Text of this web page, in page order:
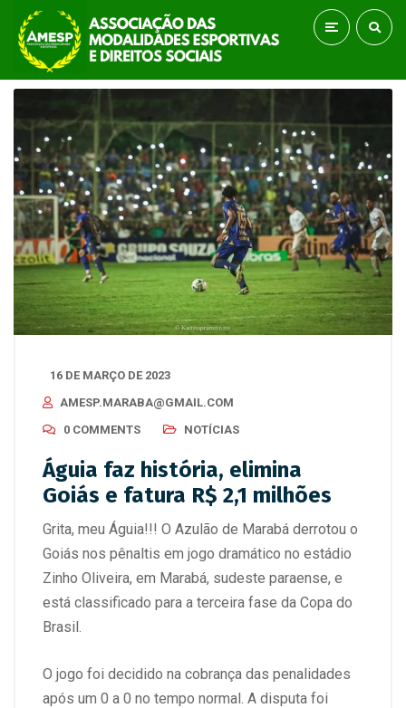
16 DE MARÇO DE 2023
AMESP.MARABA@GMAIL.COM
0 COMMENTS
NOTÍCIAS
Águia faz história, elimina
Goiás e fatura R$ 2,1 milhões
Grita, meu Águia!!! O Azulão de Marabá derrotou o
Goiás nos pênaltis em jogo dramático no estádio
Zinho Oliveira, em Marabá, sudeste paraense, e
está classificado para a terceira fase da Copa do
Brasil.
O jogo foi decidido na cobrança das penalidades
após um 0 a 0 no tempo normal. A disputa foi